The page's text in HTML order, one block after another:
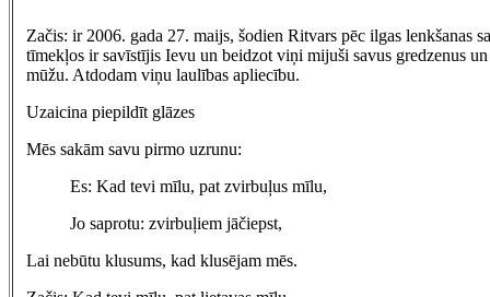
Začis: ir 2006. gada 27. maijs, šodien Ritvars pēc ilgas lenkšanas
tīmekļos ir savīstījis Ievu un beidzot viņi mijuši savus gredzenus
mūžu. Atdodam viņu laulības apliecību.
Uzaicina piepildīt glāzes
Mēs sakām savu pirmo uzrunu:
Es: Kad tevi mīlu, pat zvirbuļus mīlu,
Jo saprotu: zvirbuļiem jāčiepst,
Lai nebūtu klusums, kad klusējam mēs.